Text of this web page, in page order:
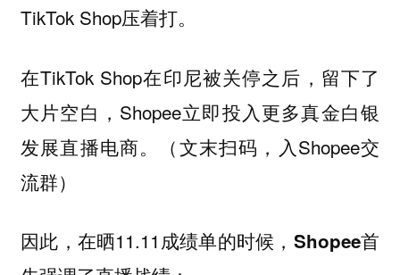
TikTok Shop压着打。
在TikTok Shop在印尼被关停之后，留下了
大片空白，Shopee立即投入更多真金白银
发展直播电商。（文末扫码，入Shopee交
流群）
因此，在晒11.11成绩单的时候， Shopee首